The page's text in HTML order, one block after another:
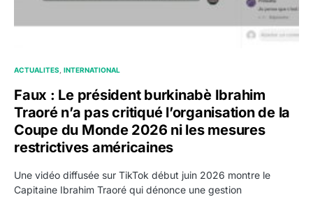
ACTUALITES INTERNATIONAL
Faux : Le président burkinabè Ibrahim
Traoré n’a pas critiqué l’organisation de la
Coupe du Monde 2026 ni les mesures
restrictives américaines
Une vidéo diffusée sur TikTok début juin 2026 montre le
Capitaine Ibrahim Traoré qui dénonce une gestion